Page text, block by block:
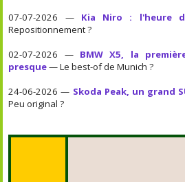
07-07-2026 — Kia Niro : l'heure
Repositionnement ?
02-07-2026 — BMW X5, la
presque— Le best-of de Munich ?
24-06-2026 — Skoda Peak, un grand
Peu original ?